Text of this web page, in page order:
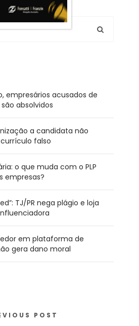
empresários acusados de
absolvidos
a candidata não
falso
o que muda com o PLP
empresas?
TJ/PR nega plágio e loja
em plataforma de
gera dano moral
POST